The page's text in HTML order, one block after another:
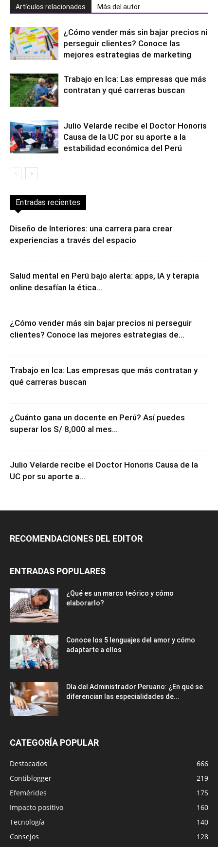
Artículos relacionados Más del autor
¿Cómo vender más sin bajar precios ni
perseguir clientes? Conoce las
mejores estrategias de marketing
Trabajo en Ica: Las empresas que más
contratan y qué carreras buscan
Julio Velarde recibe el Doctor Honoris
Causa de la UC por su aporte a la
estabilidad económica del Perú
Entradas recientes
Diseño de Interiores: una carrera para crear
experiencias a través del espacio
Salud mental en Perú bajo alerta: apps, IA y terapia
online desafían la ética...
¿Cómo vender más sin bajar precios ni perseguir
clientes? Conoce las mejores estrategias de...
Trabajo en Ica: Las empresas que más contratan y
qué carreras buscan
¿Cuánto gana un docente en Perú? Así puedes
superar los S/ 8,000 al mes...
Julio Velarde recibe el Doctor Honoris Causa de la
UC por su aporte a...
RECOMENDACIONES DEL EDITOR
ENTRADAS POPULARES
¿Qué es un marco teórico y cómo
elaborarlo?
Conoce los 5 lenguajes del amor y cómo
adaptarte a ellos
Día del Administrador Peruano: ¿En qué se
diferencian las especialidades de...
CATEGORÍA POPULAR
Destacados
666
Contiblogger
219
Efemérides
175
Impacto positivo
160
Tecnología
140
Consejos
128